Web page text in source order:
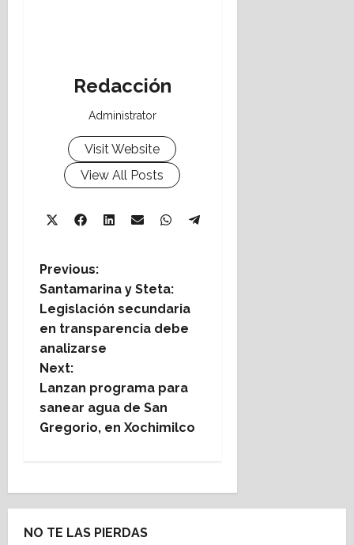
Redacción
Administrator
Visit Website
View All Posts
Share
Share
Facebook
Share
LinkedIn
Share
Email
Share
WhatsApp
on
P
o
s
t
n
a
i
Previous:
Santamarina y Steta:
Legislación secundaria
en transparencia debe
analizarse
Next:
Lanzan programa para
sanear agua de San
Gregorio, en Xochimilco
NO TE LAS PIERDAS